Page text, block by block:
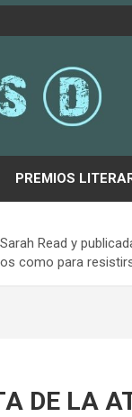
PREMIOS
Read y
como para
DE LA